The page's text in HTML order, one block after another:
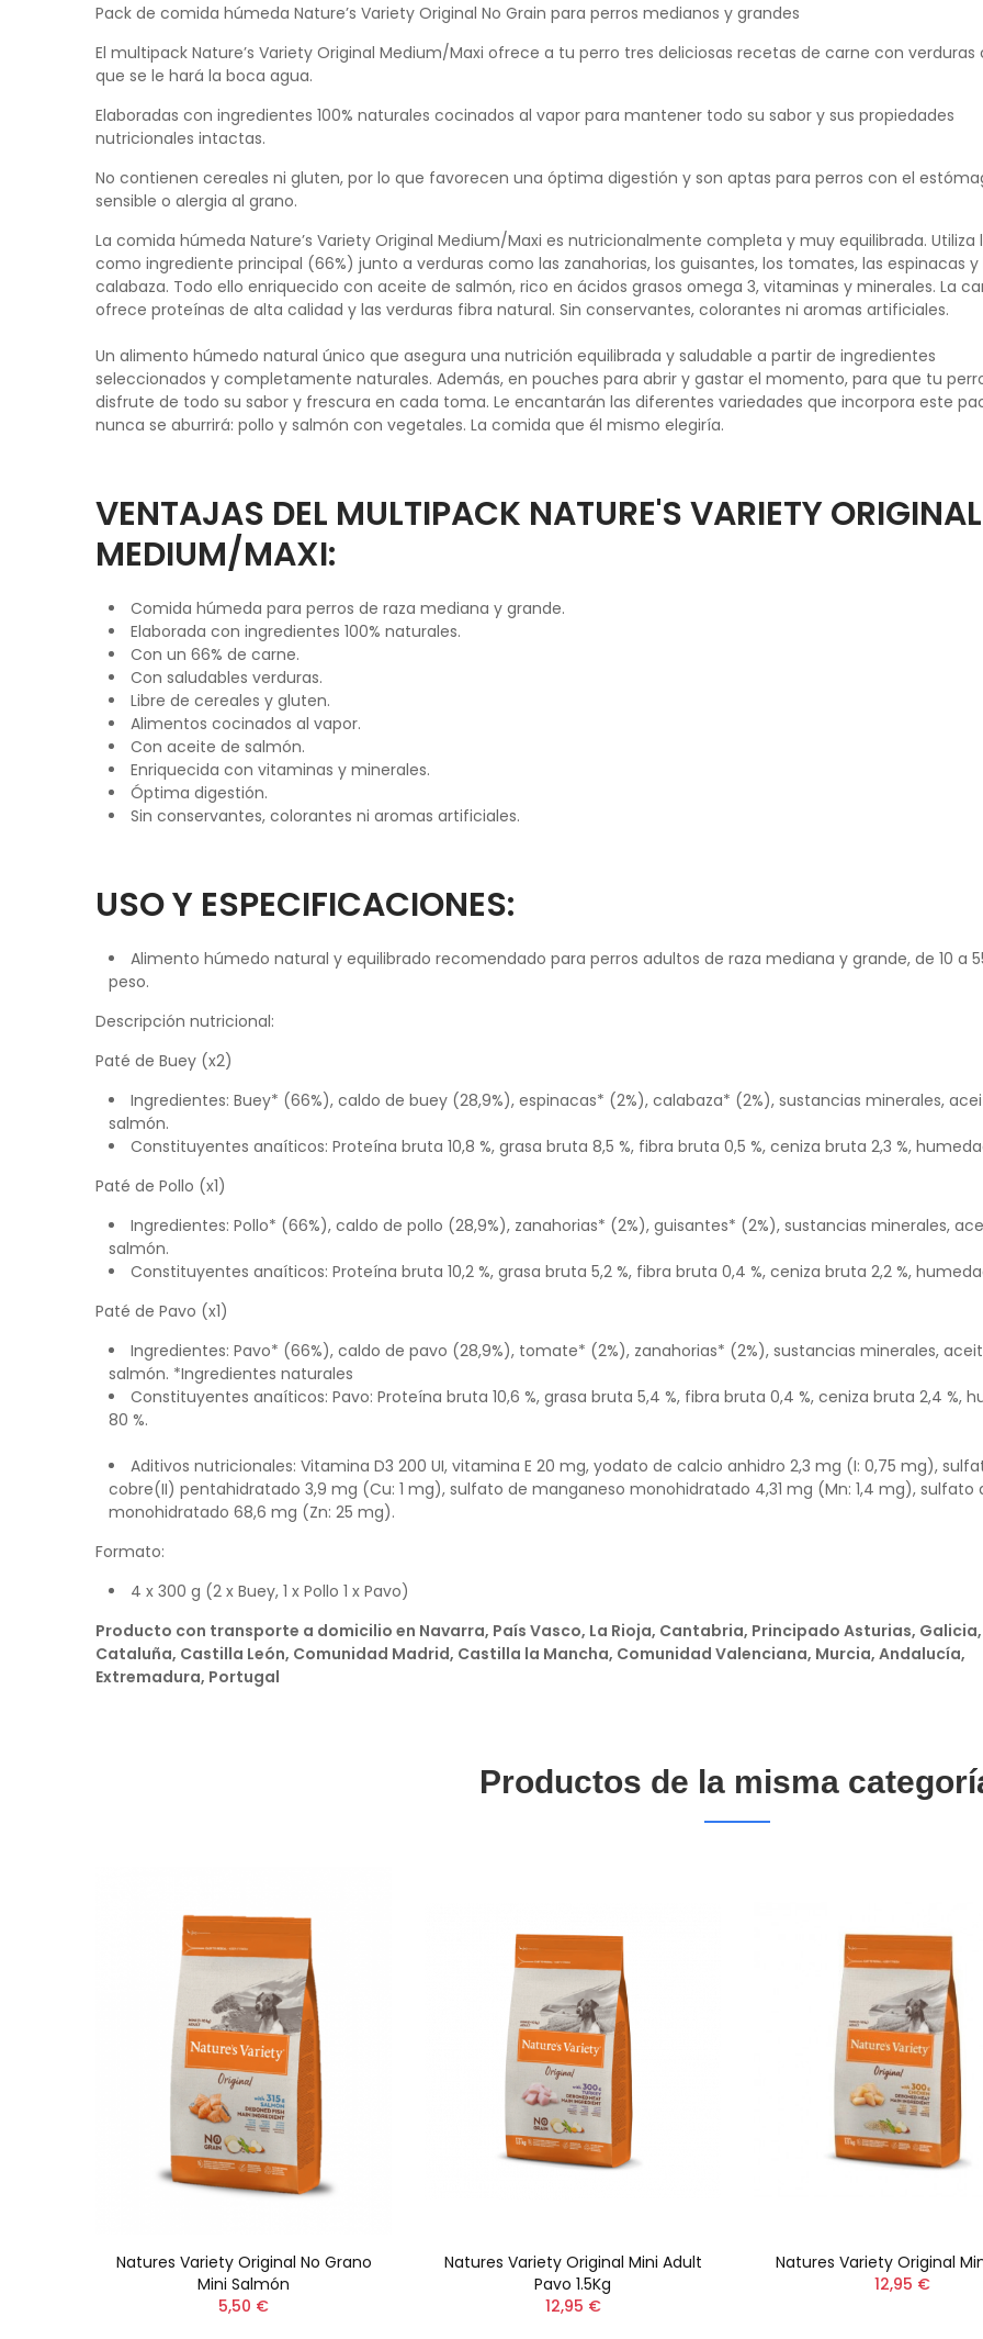
Pack de comida húmeda Nature’s Variety Original No Grain para perros medianos y grandes
El multipack Nature’s Variety Original Medium/Maxi ofrece a tu perro tres deliciosas recetas de carne con verduras
que se le hará la boca agua.
Elaboradas con ingredientes 100% naturales cocinados al vapor para mantener todo su sabor y sus propiedades
nutricionales intactas.
No contienen cereales ni gluten, por lo que favorecen una óptima digestión y son aptas para perros con el
sensible o alergia al grano.
La comida húmeda Nature’s Variety Original Medium/Maxi es nutricionalmente completa y muy equilibrada. Utiliza
como ingrediente principal (66%) junto a verduras como las zanahorias, los guisantes, los tomates, las espinacas y
calabaza. Todo ello enriquecido con aceite de salmón, rico en ácidos grasos omega 3, vitaminas y minerales. La
ofrece proteínas de alta calidad y las verduras fibra natural. Sin conservantes, colorantes ni aromas artificiales.
Un alimento húmedo natural único que asegura una nutrición equilibrada y saludable a partir de ingredientes
seleccionados y completamente naturales. Además, en pouches para abrir y gastar el momento, para que tu
disfrute de todo su sabor y frescura en cada toma. Le encantarán las diferentes variedades que incorpora este
nunca se aburrirá: pollo y salmón con vegetales. La comida que él mismo elegiría.
VENTAJAS DEL MULTIPACK NATURE'S VARIETY ORIGINAL
MEDIUM/MAXI:
Comida húmeda para perros de raza mediana y grande.
Elaborada con ingredientes 100% naturales.
Con un 66% de carne.
Con saludables verduras.
Libre de cereales y gluten.
Alimentos cocinados al vapor.
Con aceite de salmón.
Enriquecida con vitaminas y minerales.
Óptima digestión.
Sin conservantes, colorantes ni aromas artificiales.
USO Y ESPECIFICACIONES:
Alimento húmedo natural y equilibrado recomendado para perros adultos de raza mediana y grande, de 10 a
peso.
Descripción nutricional:
Paté de Buey (x2)
Ingredientes: Buey* (66%), caldo de buey (28,9%), espinacas* (2%), calabaza* (2%), sustancias minerales,
salmón.
Constituyentes anaíticos: Proteína bruta 10,8 %, grasa bruta 8,5 %, fibra bruta 0,5 %, ceniza bruta 2,3 %,
Paté de Pollo (x1)
Ingredientes: Pollo* (66%), caldo de pollo (28,9%), zanahorias* (2%), guisantes* (2%), sustancias minerales,
salmón.
Constituyentes anaíticos: Proteína bruta 10,2 %, grasa bruta 5,2 %, fibra bruta 0,4 %, ceniza bruta 2,2 %,
Paté de Pavo (x1)
Ingredientes: Pavo* (66%), caldo de pavo (28,9%), tomate* (2%), zanahorias* (2%), sustancias minerales,
salmón. *Ingredientes naturales
Constituyentes anaíticos: Pavo: Proteína bruta 10,6 %, grasa bruta 5,4 %, fibra bruta 0,4 %, ceniza bruta 2,4 %,
80 %.
Aditivos nutricionales: Vitamina D3 200 UI, vitamina E 20 mg, yodato de calcio anhidro 2,3 mg (I: 0,75 mg),
cobre(II) pentahidratado 3,9 mg (Cu: 1 mg), sulfato de manganeso monohidratado 4,31 mg (Mn: 1,4 mg), sulfato
monohidratado 68,6 mg (Zn: 25 mg).
Formato:
4 x 300 g (2 x Buey, 1 x Pollo 1 x Pavo)
Producto con transporte a domicilio en Navarra, País Vasco, La Rioja, Cantabria, Principado Asturias,
Cataluña, Castilla León, Comunidad Madrid, Castilla la Mancha, Comunidad Valenciana, Murcia, Andalucía,
Extremadura, Portugal
Productos de la misma
Natures Variety Original No Grano
Mini Salmón
5,50 €
Natures Variety Original Mini Adult
Pavo 1.5Kg
12,95 €
Natures Variety Original
12,95 €